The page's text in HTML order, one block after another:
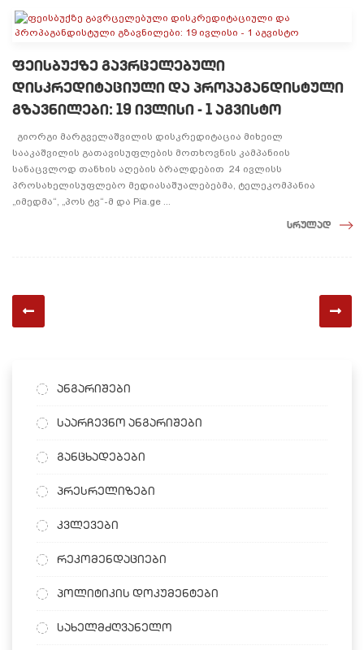
ფეისბუქზე გავრცელებული
დისკრედიტაციული და პროპაგანდისტული
გზავნილები: 19 ივლისი - 1 აგვისტო
გიორგი მარგველაშვილის დისკრედიტაცია მიხეილ
სააკაშვილის გათავისუფლების მოთხოვნის კამპანიის
სანაცვლოდ თანხის აღების ბრალდებით 24 ივლისს
პროსახელისუფლებო მედიასაშუალებებმა, ტელეკომპანია
„იმედმა“, „პოს ტვ“-მ და Pia.ge ...
სრულად
ანგარიშები
საარჩევნო ანგარიშები
განცხადებები
პრესრელიზები
კვლევები
რეკომენდაციები
პოლიტიკის დოკუმენტები
სახელმძღვანელო